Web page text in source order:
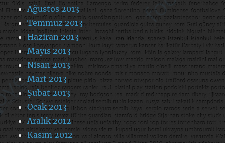
Ağustos 2013
Temmuz 2013
Haziran 2013
Mayıs 2013
Nisan 2013
Mart 2013
Şubat 2013
Ocak 2013
Aralık 2012
Kasım 2012